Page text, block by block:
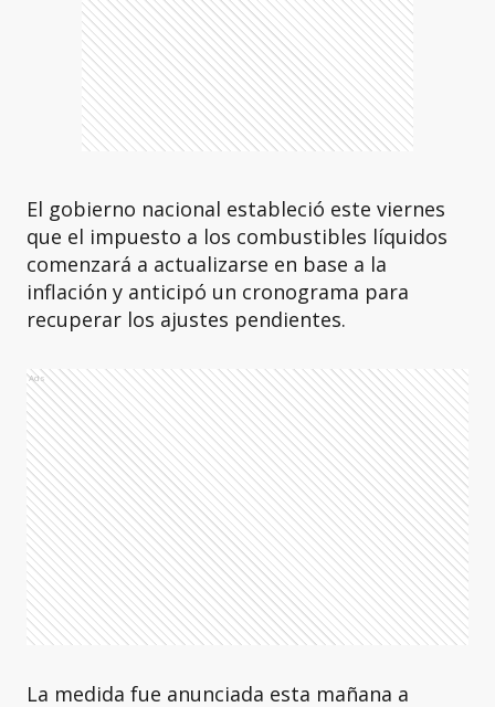
El gobierno nacional estableció este viernes
que el impuesto a los combustibles líquidos
comenzará a actualizarse en base a la
inflación y anticipó un cronograma para
recuperar los ajustes pendientes.
Ads
La medida fue anunciada esta mañana a